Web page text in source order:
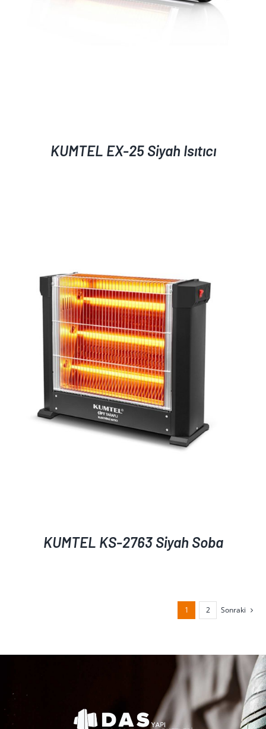
KUMTEL EX-25 Siyah Isıtıcı
AYRINTILAR
KUMTEL KS-2763 Siyah Soba
1 2 Sonraki